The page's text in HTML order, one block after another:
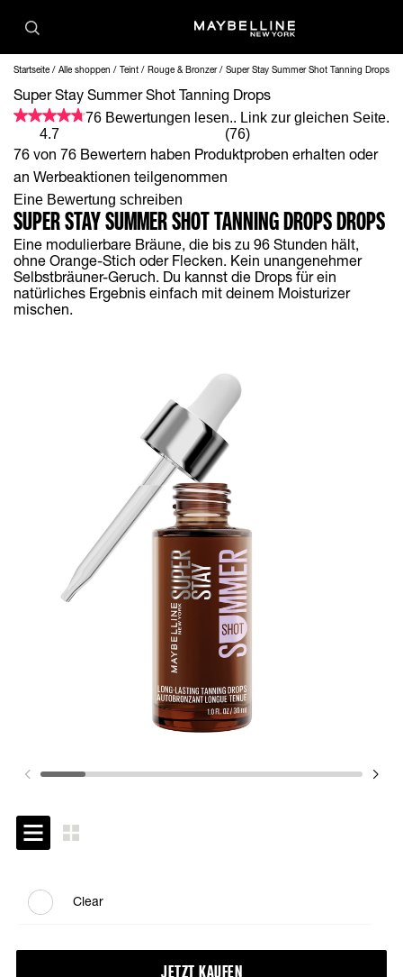
Startseite Alle shoppen Teint Rouge & Bronzer Super Stay Summer Shot Tanning Drops
Super Stay Summer Shot Tanning Drops
4.7
76 Bewertungen lesen.. Link zur gleichen Seite.
(76)
76 von 76 Bewertern haben Produktproben erhalten oder
an Werbeaktionen teilgenommen
Eine Bewertung schreiben
SUPER STAY SUMMER SHOT TANNING DROPS DROPS
Eine modulierbare Bräune, die bis zu 96 Stunden hält,
ohne Orange-Stich oder Flecken. Kein unangenehmer
Selbstbräuner-Geruch. Du kannst die Drops für ein
natürliches Ergebnis einfach mit deinem Moisturizer
mischen.
Clear
JETZT KAUFEN